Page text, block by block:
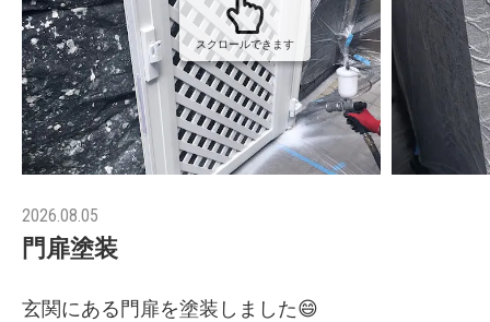
スクロールできます
2026.08.05
門扉塗装
玄関にある門扉を塗装しました😄